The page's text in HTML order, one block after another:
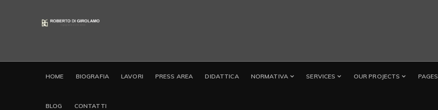
HOME BIOGRAFIA LAVORI PRESS AREA DIDATTICA NORMATIVA SERVICES OUR PROJECTS PAGES
BLOG CONTATTI